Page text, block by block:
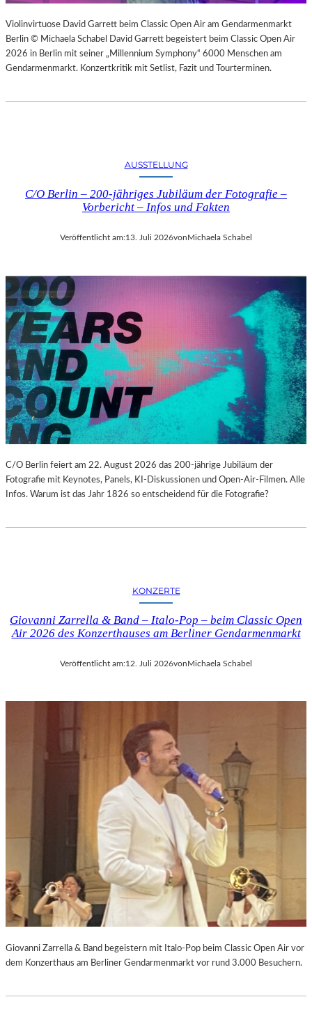
Violinvirtuose David Garrett beim Classic Open Air am Gendarmenmarkt
Berlin © Michaela Schabel David Garrett begeistert beim Classic Open Air
2026 in Berlin mit seiner „Millennium Symphony“ 6000 Menschen am
Gendarmenmarkt. Konzertkritik mit Setlist, Fazit und Tourterminen.
AUSSTELLUNG
C/O Berlin – 200-jähriges Jubiläum der Fotografie –
Vorbericht – Infos und Fakten
Veröffentlicht am:13. Juli 2026von Michaela Schabel
C/O Berlin feiert am 22. August 2026 das 200-jährige Jubiläum der
Fotografie mit Keynotes, Panels, KI-Diskussionen und Open-Air-Filmen. Alle
Infos. Warum ist das Jahr 1826 so entscheidend für die Fotografie?
KONZERTE
Giovanni Zarrella & Band – Italo-Pop – beim Classic Open
Air 2026 des Konzerthauses am Berliner Gendarmenmarkt
Veröffentlicht am:12. Juli 2026von Michaela Schabel
Giovanni Zarrella & Band begeistern mit Italo-Pop beim Classic Open Air vor
dem Konzerthaus am Berliner Gendarmenmarkt vor rund 3.000 Besuchern.